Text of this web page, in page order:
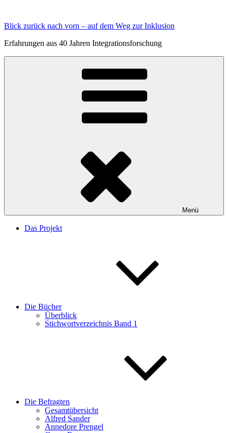
springen
Blick zurück nach vorn – auf dem Weg zur Inklusion
Erfahrungen aus 40 Jahren Integrationsforschung
Menü
Das Projekt
Die Bücher
Überblick
Stichwortverzeichnis Band 1
Die Befragten
Gesamtübersicht
Alfred Sander
Annedore Prengel